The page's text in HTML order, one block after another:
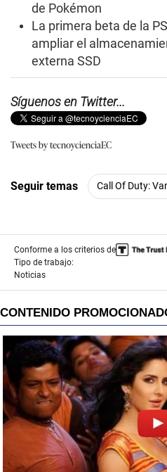
de Pokémon
La primera beta de la
ampliar el
externa SSD
Síguenos en Twitter...
Tweets by tecnoycienciaEC
Seguir temas Call Of Duty:
Conforme a los criterios de
Tipo de trabajo:
Noticias